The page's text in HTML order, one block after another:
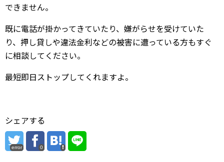
できません。
既に電話が掛かってきていたり、嫌がらせを受けていた
り、押し貸しや違法金利などの被害に遭っている方もすぐ
に相談してください。
最短即日ストップしてくれますよ。
シェアする
error 0